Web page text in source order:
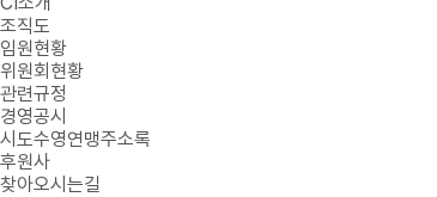
조직도
임원현황
위원회현황
관련규정
경영공시
시도수영연맹주소록
후원사
찾아오시는길